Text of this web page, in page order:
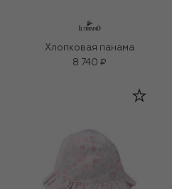
Хлопковая панама
8 740 ₽